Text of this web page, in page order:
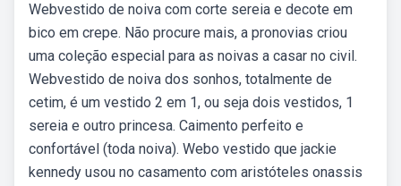
Webvestido de noiva com corte sereia e decote em
bico em crepe. Não procure mais, a pronovias criou
uma coleção especial para as noivas a casar no civil.
Webvestido de noiva dos sonhos, totalmente de
cetim, é um vestido 2 em 1, ou seja dois vestidos, 1
sereia e outro princesa. Caimento perfeito e
confortável (toda noiva). Webo vestido que jackie
kennedy usou no casamento com aristóteles onassis